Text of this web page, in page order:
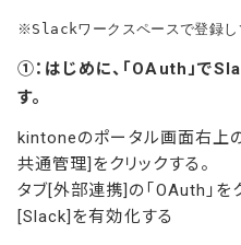
※Slackワークスペースで登録し
①：はじめに、「OAuth」で
す。
kintoneのポータル画面右上
共通管理]をクリックする。
タブ[外部連携]の「OAuth」を
[Slack]を有効化する